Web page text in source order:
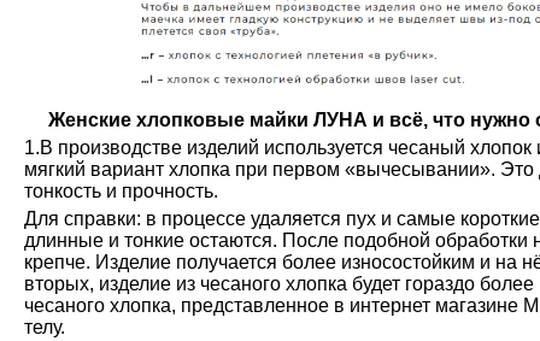
Женские хлопковые майки ЛУНА и всё, что нужно
1.В производстве изделий используется чесаный
мягкий вариант хлопка при первом «вычесывании». Это
тонкость и прочность.
Для справки: в процессе удаляется пух и самые
длинные и тонкие остаются. После подобной обработки
крепче. Изделие получается более износостойким и на
вторых, изделие из чесаного хлопка будет гораздо
чесаного хлопка, представленное в интернет магазине
телу.